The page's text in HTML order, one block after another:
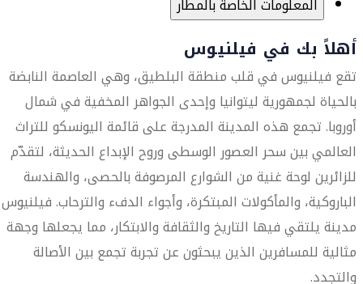
المعلومات الخاصة بالمطار
أهلاً بك في فيلنيوس
تقع فيلنيوس في قلب منطقة البلطيق، وهي العاصمة النابضة
بالحياة لجمهورية ليتوانيا وإحدى الجواهر المخفية في شمال
أوروبا. تجمع هذه المدينة المدرجة على قائمة اليونسكو للتراث
العالمي بين سحر العصور الوسطى وروح الإبداع الحديثة، لتقدّم
للزائرين لوحة غنية من الشوارع المرصوفة بالحصى، والهندسة
الباروكية، والمأكولات المبتكرة، وأجواء الدفء والترحاب. فيلنيوس
مدينة يلتقي فيها التاريخ والثقافة والابتكار، مما يجعلها وجهة
مثالية للمسافرين الذين يبحثون عن تجربة تجمع بين الأصالة
والتجدد.